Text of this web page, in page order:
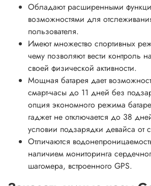
Обладают расширенными
возможностями для
пользователя.
Имеют множество спортивных
чему позволяют вести контроль
своей физической активности.
Мощная батарея дает
смарт-часы до 11 дней без
опция экономного режима
гаджет не отключается до 38
условии подзарядки девайса от
Отличаются
наличием мониторинга
шагомера, встроенного GPS.